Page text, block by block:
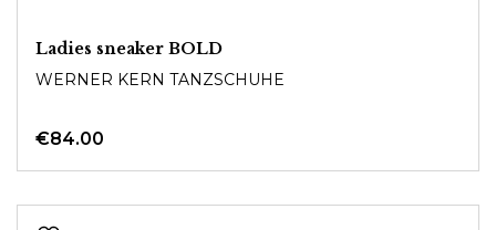
Ladies sneaker BOLD
WERNER KERN TANZSCHUHE
€84.00